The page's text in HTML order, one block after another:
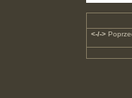
<-/->